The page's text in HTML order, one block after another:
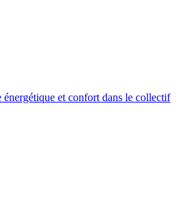
et confort dans le collectif